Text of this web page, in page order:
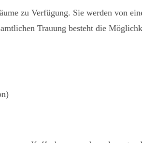
zu Verfügung. Sie werden von
Trauung besteht die